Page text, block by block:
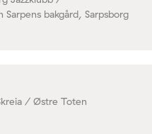
bakgård, Sarpsborg
/ Østre Toten